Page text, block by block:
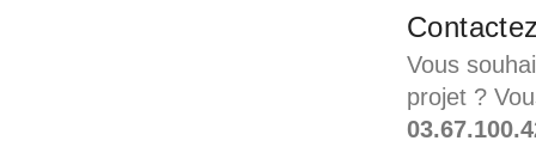
Vous
projet ?